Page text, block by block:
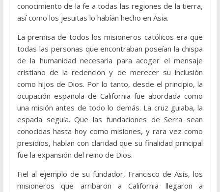
conocimiento de la fe a todas las regiones de la tierra,
así como los jesuitas lo habían hecho en Asia.
La premisa de todos los misioneros católicos era que
todas las personas que encontraban poseían la chispa
de la humanidad necesaria para acoger el mensaje
cristiano de la redención y de merecer su inclusión
como hijos de Dios. Por lo tanto, desde el principio, la
ocupación española de California fue abordada como
una misión antes de todo lo demás. La cruz guiaba, la
espada seguía. Que las fundaciones de Serra sean
conocidas hasta hoy como misiones, y rara vez como
presidios, hablan con claridad que su finalidad principal
fue la expansión del reino de Dios.
Fiel al ejemplo de su fundador, Francisco de Asís, los
misioneros que arribaron a California llegaron a